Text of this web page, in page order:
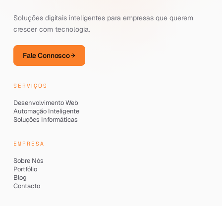
Soluções digitais inteligentes para empresas que querem
crescer com tecnologia.
Fale Connosco
SERVIÇOS
Desenvolvimento Web
Automação Inteligente
Soluções Informáticas
EMPRESA
Sobre Nós
Portfólio
Blog
Contacto